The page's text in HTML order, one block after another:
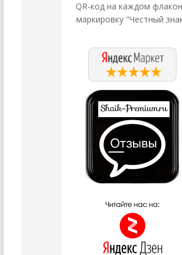
QR-код на каждом
маркировку "Честный